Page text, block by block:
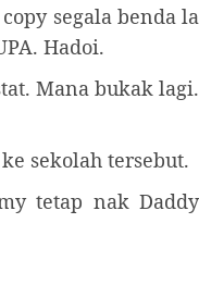
segala benda la
Hadoi.
Mana bukak lagi.
sekolah tersebut.
tetap nak Daddy